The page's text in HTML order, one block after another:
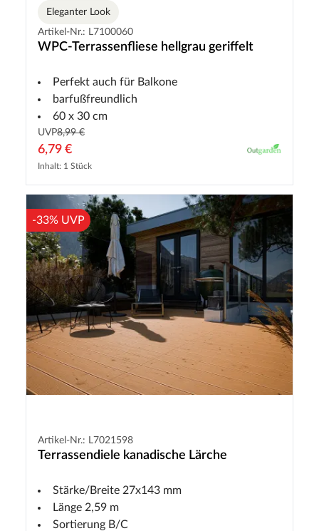
Eleganter Look
Artikel-Nr.: L7100060
WPC-Terrassenfliese hellgrau geriffelt
Perfekt auch für Balkone
barfußfreundlich
60 x 30 cm
UVP8,99 €
6,79 €
Inhalt: 1 Stück
-33% UVP
Artikel-Nr.: L7021598
Terrassendiele kanadische Lärche
Stärke/Breite 27x143 mm
Länge 2,59 m
Sortierung B/C